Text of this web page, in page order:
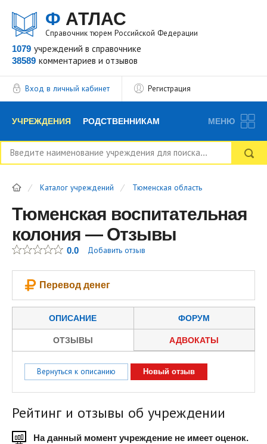
Ф АТЛАС
Справочник тюрем Российской Федерации
1079 учреждений в справочнике
38589 комментариев и отзывов
Вход в личный кабинет Регистрация
УЧРЕЖДЕНИЯ РОДСТВЕННИКАМ
НОВОСТИ БЛОГ АДВОКАТЫ
РЕКЛАМОДАТЕЛЯМ
МЕНЮ
Каталог учреждений Тюменская область
Тюменская воспитательная
колония — Отзывы
0.0 Добавить отзыв
Перевод денег
ОПИСАНИЕ ФОРУМ
ОТЗЫВЫ АДВОКАТЫ
Вернуться к описанию Новый отзыв
Рейтинг и отзывы об учреждении
На данный момент учреждение не имеет оценок.